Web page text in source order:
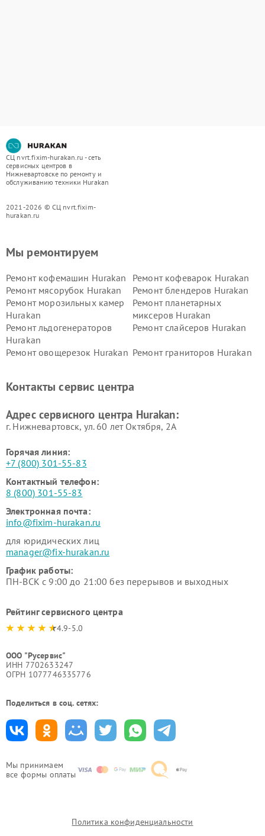
СЦ nvrt.fixim-hurakan.ru - сеть
сервисных центров в
Нижневартовске по ремонту и
обслуживанию техники Hurakan
2021-2026 © СЦ nvrt.fixim-
hurakan.ru
Мы принимаем
все формы оплаты
Мы ремонтируем
Ремонт кофемашин Hurakan
Ремонт кофеварок Hurakan
Ремонт мясорубок Hurakan
Ремонт блендеров Hurakan
Ремонт морозильных камер
Hurakan
Ремонт планетарных
миксеров Hurakan
Ремонт льдогенераторов
Hurakan
Ремонт слайсеров Hurakan
Ремонт овощерезок Hurakan Ремонт граниторов Hurakan
Hurakan
Контакты сервис центра
Адрес сервисного центра Hurakan:
г. Нижневартовск, ул. 60 лет Октября, 2А
Горячая линия:
+7 (800) 301-55-83
Контактный телефон:
8 (800) 301-55-83
Электронная почта:
info@fixim-hurakan.ru
для юридических лиц
manager@fix-hurakan.ru
График работы:
ПН-ВСК с 9:00 до 21:00 без перерывов и выходных
Рейтинг сервисного центра
4.9-5.0
ООО "Русервис"
ИНН 7702633247
ОГРН 1077746335776
Поделиться в соц. сетях:
Политика конфиденциальности